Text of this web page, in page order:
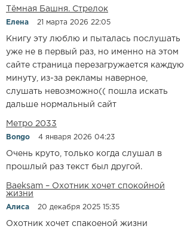
​​Тёмная Башня. Стрелок
Елена 21 марта 2026 22:05
Книгу эту люблю и пыталась послушать
уже не в первый раз, но именно на этом
сайте страница перезагружается каждую
минуту, из-за рекламы наверное,
слушать невозможно(( пошла искать
дальше нормальный сайт
Метро 2033
Bongo 4 января 2026 04:23
Очень круто, только когда слушал в
прошлый раз текст был другой.
Baeksam – Охотник хочет спокойной
жизни
Алиса 20 декабря 2025 15:35
Охотник хочет спакоеной жизни